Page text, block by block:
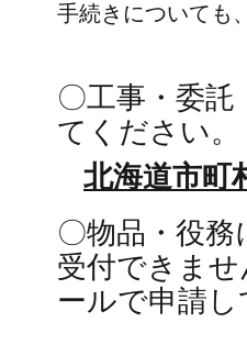
手続きについても
〇工事・委
てください。
北海道市町
〇物品・役
受付できま
ールで申請